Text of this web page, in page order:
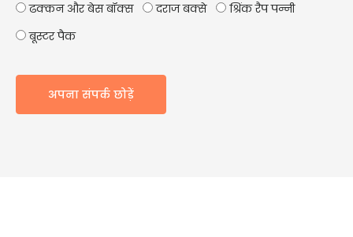
ढक्कन और बेस बॉक्स
दराज बक्से
श्रिंक रैप पन्नी
बूस्टर पैक
अपना संपर्क छोड़ें